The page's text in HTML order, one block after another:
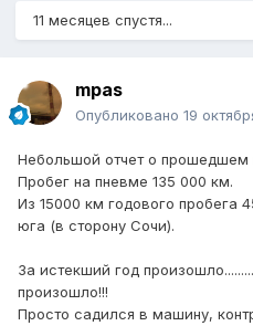
11 месяцев спустя...
mpas
Опубликовано 19
Небольшой отчет о прошедшем
Пробег на пневме 135 000 км.
Из 15000 км годового пробега
юга (в сторону Сочи).
За истекший год
произошло!!!
Просто садился в машину,